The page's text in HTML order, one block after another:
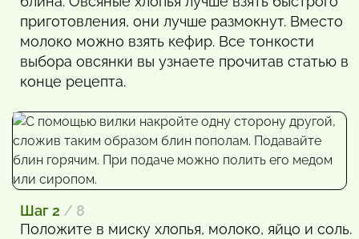
приготовления, они лучше размокнут. Вместо
молоко можно взять кефир. Все тонкости
выбора овсянки вы узнаете прочитав статью в
конце рецепта.
Шаг 2 / 8
Положите в миску хлопья, молоко, яйцо и соль.